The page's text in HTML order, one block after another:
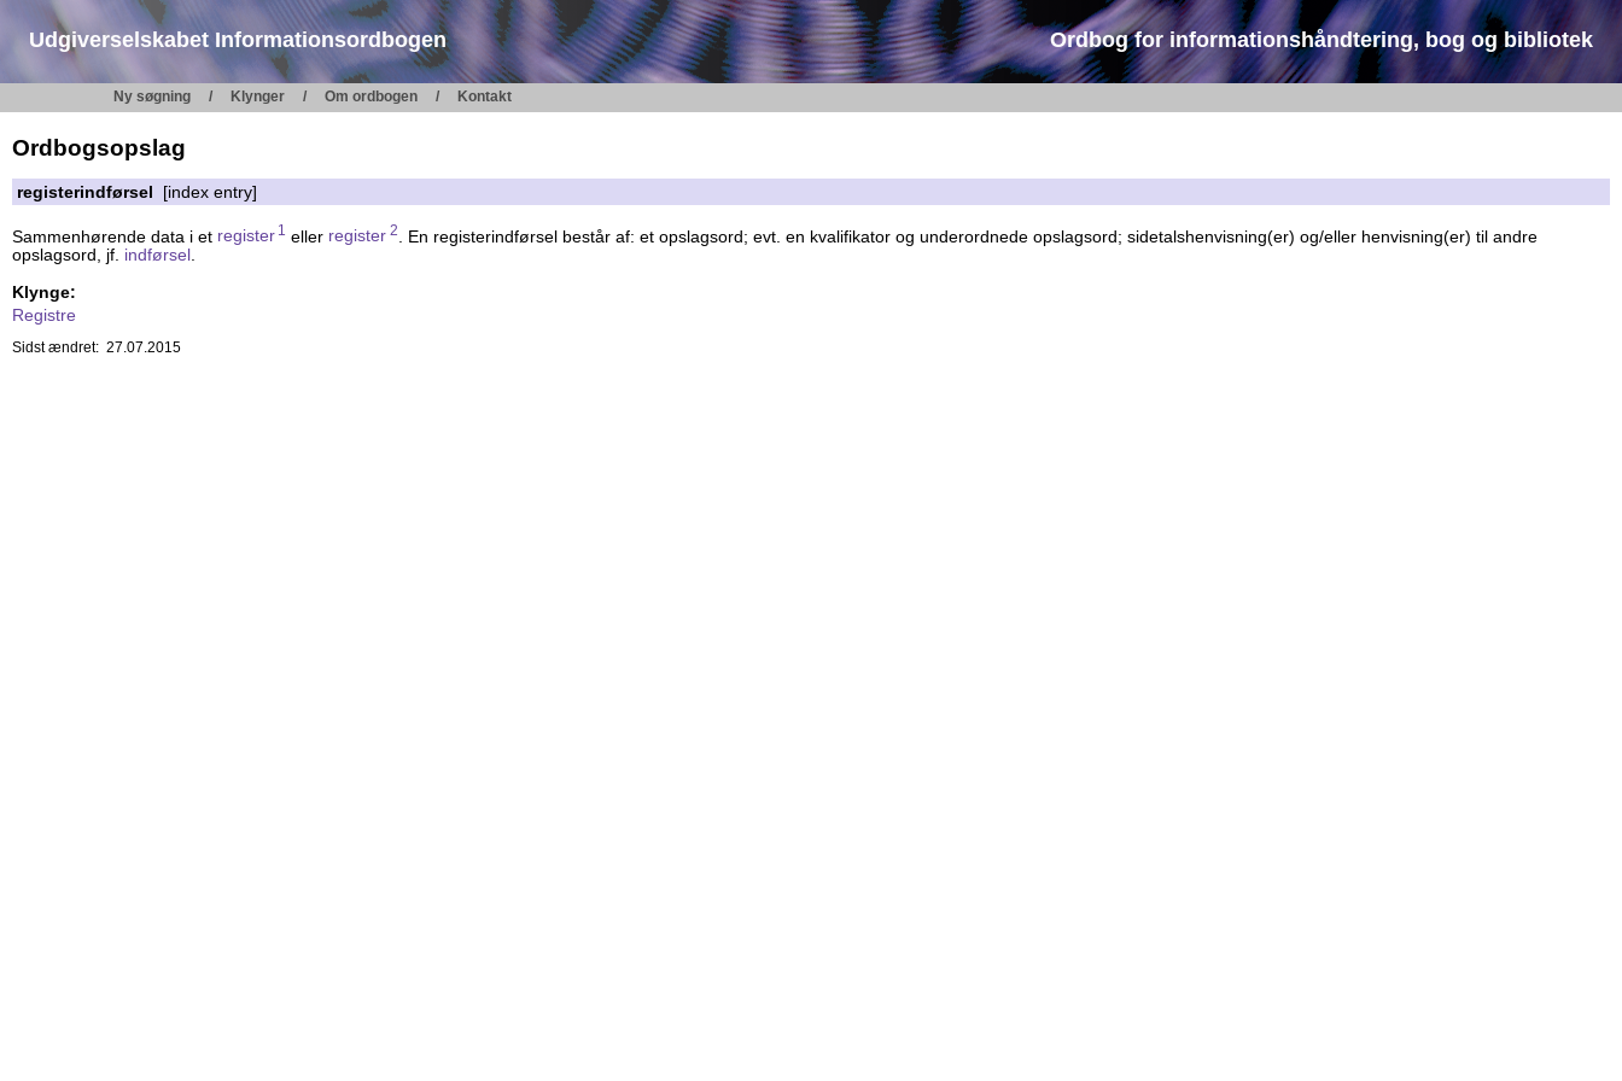
Udgiverselskabet Informationsordbogen Ordbog for informationshåndtering, bog og bibliotek
Ny søgning Klynger Om ordbogen Kontakt
Ordbogsopslag
registerindførsel [index entry]
Sammenhørende data i et register 1 eller register 2
. En registerindførsel består af: et opslagsord; evt. en kvalifikator og underordnede opslagsord; sidetalshenvisning(er) og/eller henvisning(er) til andre
opslagsord, jf. indførsel.
Klynge:
Registre
Sidst ændret: 27.07.2015